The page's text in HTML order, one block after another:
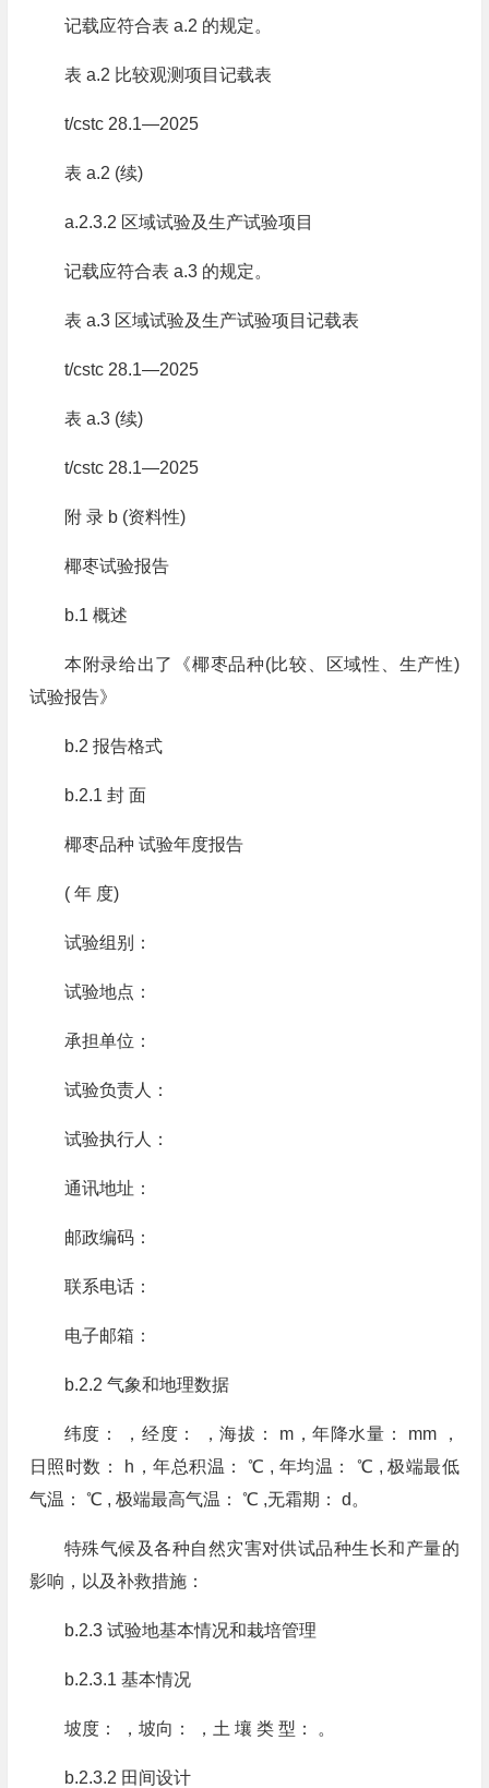
记载应符合表 a.2 的规定。
表 a.2 比较观测项目记载表
t/cstc 28.1—2025
表 a.2 (续)
a.2.3.2 区域试验及生产试验项目
记载应符合表 a.3 的规定。
表 a.3 区域试验及生产试验项目记载表
t/cstc 28.1—2025
表 a.3 (续)
t/cstc 28.1—2025
附 录 b (资料性)
椰枣试验报告
b.1 概述
本附录给出了《椰枣品种(比较、区域性、生产性)
试验报告》
b.2 报告格式
b.2.1 封 面
椰枣品种 试验年度报告
( 年 度)
试验组别：
试验地点：
承担单位：
试验负责人：
试验执行人：
通讯地址：
邮政编码：
联系电话：
电子邮箱：
b.2.2 气象和地理数据
纬度： ，经度： ，海拔： m，年降水量： mm ，
日照时数： h，年总积温： ℃ , 年均温： ℃ , 极端最低
气温： ℃ , 极端最高气温： ℃ ,无霜期： d。
特殊气候及各种自然灾害对供试品种生长和产量的
影响，以及补救措施：
b.2.3 试验地基本情况和栽培管理
b.2.3.1 基本情况
坡度： ，坡向： ，土 壤 类 型： 。
b.2.3.2 田间设计